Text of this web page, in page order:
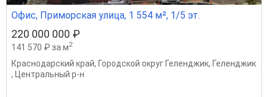
Офис, Приморская улица, 1 554 м², 1/5 эт.
220 000 000 ₽
141 570 ₽ за м2
Краснодарский край, Городской округ Геленджик, Геленджик
,
Центральный р-н